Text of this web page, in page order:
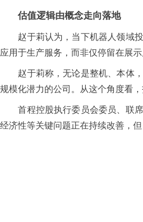
估值逻辑由概念走向落地
赵于莉认为，当下机器人领域投
应用于生产服务，而非仅停留在展
赵于莉称，无论是整机、本体，
规模化潜力的公司。从这个角度看
首程控股执行委员会委员、联席
经济性等关键问题正在持续改善，